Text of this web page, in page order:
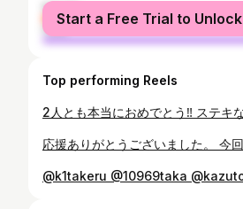
female
male
Start a Free Trial to Unlock
Top performing Reels